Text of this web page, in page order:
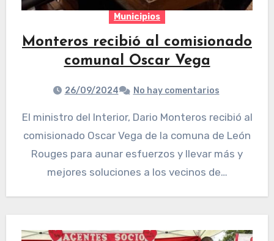
Municipios
Monteros recibió al comisionado
comunal Oscar Vega
26/09/2024 No hay comentarios
El ministro del Interior, Dario Monteros recibió al
comisionado Oscar Vega de la comuna de León
Rouges para aunar esfuerzos y llevar más y
mejores soluciones a los vecinos de…